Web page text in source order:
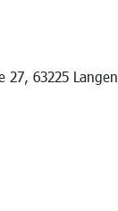
Navigation
27, 63225 Langen